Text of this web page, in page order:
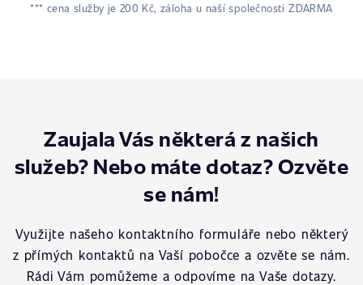
*** cena služby je 200 Kč, záloha u naší společnosti ZDARMA
Zaujala Vás některá z našich
služeb? Nebo máte dotaz? Ozvěte
se nám!
Využijte našeho kontaktního formuláře nebo některý
z přímých kontaktů na Vaší pobočce a ozvěte se nám.
Rádi Vám pomůžeme a odpovíme na Vaše dotazy.